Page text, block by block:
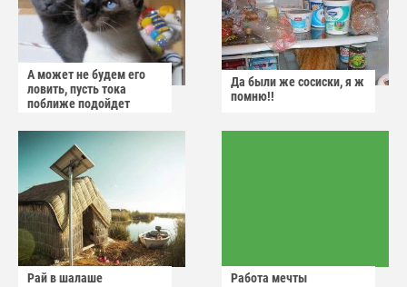
А может не будем его
ловить, пусть тока
поближе подойдет
Да были же сосиски, я ж
помню!!
Рай в шалаше Работа мечты